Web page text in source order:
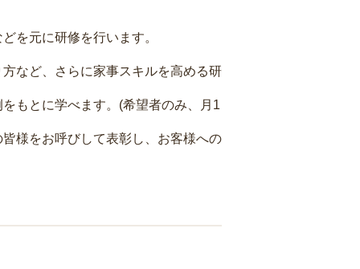
を元に研修を行います。
など、さらに家事スキルを高める研
もとに学べます。(希望者のみ、月1
様をお呼びして表彰し、お客様への